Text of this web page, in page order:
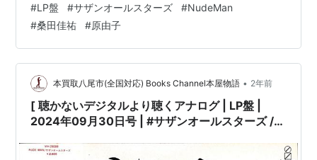
シミ汚れ有][盤面=EX］［ジャケット=EX］［※保護内袋
を新品交換して配送致します］※［店舗併売の為、時間差
で売切れの場合がございます。何卒ご了承の上ご注文を
お願い申し上げます］ [ス…
#LP盤 #サザンオールスターズ #NudeMan
#桑田佳祐 #原由子
本買取八尾市(全国対応) Books Channel本屋物語 • 2年前
[ 聴かないデジタルより聴くアナログ | LP盤 |
2024年09月30日号 | #サザンオールスターズ /
| インサート付き | 盤面=EX ジャケット=EX | #桑